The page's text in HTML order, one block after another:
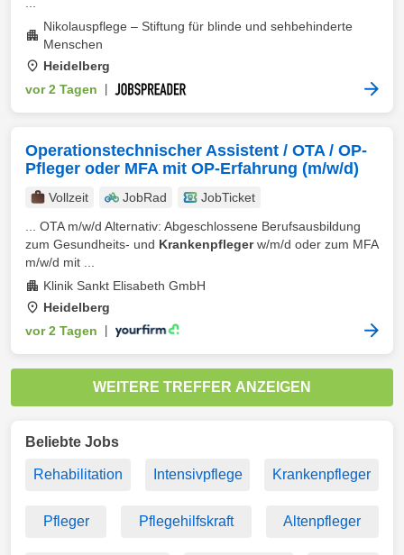
Nikolauspflege – Stiftung für blinde und sehbehinderte
Menschen
Heidelberg
vor 2 Tagen
Operationstechnischer Assistent / OTA / OP-
Pfleger oder MFA mit OP-Erfahrung (m/w/d)
Vollzeit JobRad
JobTicket
... OTA m/w/d Alternativ: Abgeschlossene Berufsausbildung
zum Gesundheits- und Krankenpflegerw/m/d oder zum MFA
m/w/d mit ...
Klinik Sankt Elisabeth GmbH
Heidelberg
vor 2 Tagen
WEITERE TREFFER ANZEIGEN
Beliebte Jobs
Rehabilitation Intensivpflege Krankenpfleger
Pfleger Pflegehilfskraft Altenpfleger